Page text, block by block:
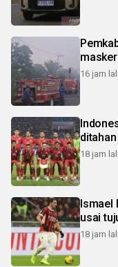
16 jam
18 jam
Ismael
usai
18 jam